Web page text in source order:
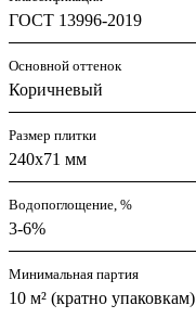
ГОСТ 13996-2019
Основной оттенок
Коричневый
Размер плитки
240x71 мм
Водопоглощение, %
3-6%
Минимальная партия
10 м² (кратно упаковкам)